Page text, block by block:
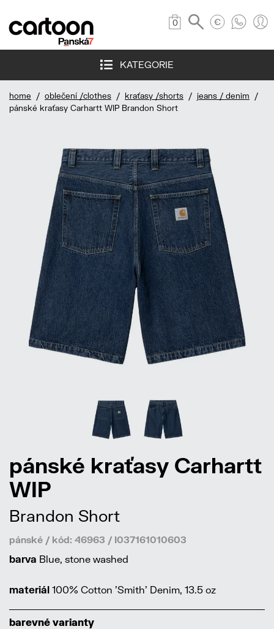
0
KATEGORIE
home / oblečení /clothes / kraťasy /shorts / jeans / denim /
pánské kraťasy Carhartt WIP Brandon Short
pánské kraťasy Carhartt
WIP
Brandon Short
pánské / kód: 46963 / I037161010603
barva Blue, stone washed
materiál 100% Cotton 'Smith' Denim, 13.5 oz
barevné varianty